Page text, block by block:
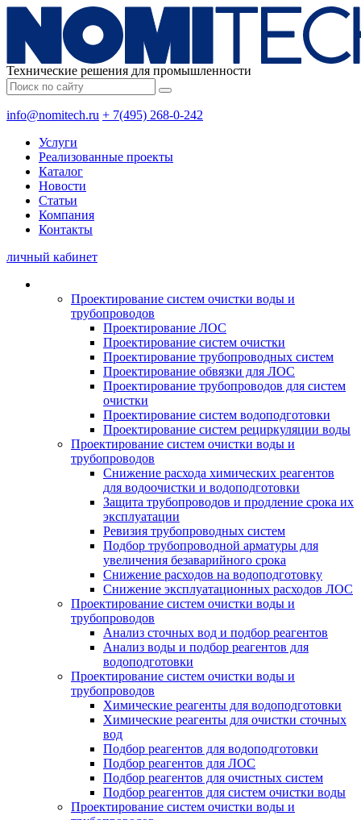
Технические решения для промышленности
info@nomitech.ru + 7(495) 268-0-242
Услуги
Реализованные проекты
Каталог
Новости
Статьи
Компания
Контакты
личный кабинет
Проектирование систем очистки воды и
трубопроводов
Проектирование ЛОС
Проектирование систем очистки
Проектирование трубопроводных систем
Проектирование обвязки для ЛОС
Проектирование трубопроводов для систем
очистки
Проектирование систем водоподготовки
Проектирование систем рециркуляции воды
Проектирование систем очистки воды и
трубопроводов
Снижение расхода химических реагентов
для водоочистки и водоподготовки
Защита трубопроводов и продление срока их
эксплуатации
Ревизия трубопроводных систем
Подбор трубопроводной арматуры для
увеличения безаварийного срока
Снижение расходов на водоподготовку
Снижение эксплуатационных расходов ЛОС
Проектирование систем очистки воды и
трубопроводов
Анализ сточных вод и подбор реагентов
Анализ воды и подбор реагентов для
водоподготовки
Проектирование систем очистки воды и
трубопроводов
Химические реагенты для водоподготовки
Химические реагенты для очистки сточных
вод
Подбор реагентов для водоподготовки
Подбор реагентов для ЛОС
Подбор реагентов для очистных систем
Подбор реагентов для систем очистки воды
Проектирование систем очистки воды и